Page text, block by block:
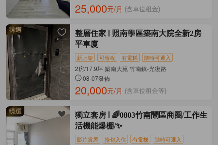
25,000元/月 (含車位租金)
整層住家
照南學區築南大院全新2房
平車廈
新上架 可報稅 有電梯 隨時可遷入
2房/17.9坪 築南大苑 竹南鎮-光復路
08-07發佈
20,000元/月 (含車位租金等)
獨立套房
🌈0803竹南鬧區商圈/工作生
活機能爆棚/✨
影片賞屋 拎包入住 有電梯 隨時可遷入